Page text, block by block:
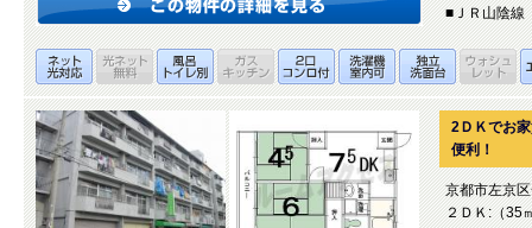
■ＪＲ山陰線
2ＤＫでお
便利！
京都市左京
２ＤＫ:（35